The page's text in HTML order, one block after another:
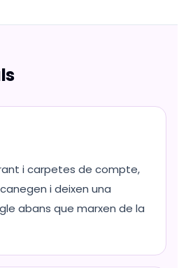
i carpetes de compte,
i deixen una
abans que marxen de la